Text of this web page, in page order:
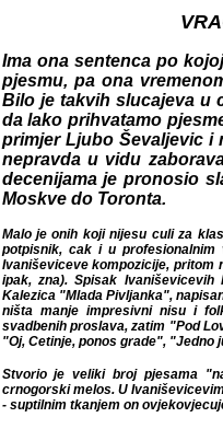
Ima ona sentenca po
pjesmu, pa ona
Bilo je takvih slucajeva u
da lako prihvatamo
primjer Ljubo Ševaljevic i
nepravda u vidu
decenijama je pronosio
Moskve do Toronta.
Malo je onih koji nijesu culi za
potpisnik, cak i u
Ivaniševiceve kompozicije, pritom
ipak, zna). Spisak Ivaniševicevih
"Mlada Pivljanka", napisana u
manje impresivni nisu i folklor-
proslava, zatim "Pod Lovcenom
ponos grade", "Jedno jutro u
Stvorio je veliki broj pjesama "na
melos. U Ivaniševicevim
tkanjem on ovjekovjecuje gradove